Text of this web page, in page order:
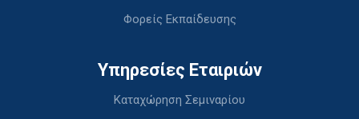
Φορείς Εκπαίδευσης
Υπηρεσίες Εταιριών
Καταχώρηση Σεμιναρίου